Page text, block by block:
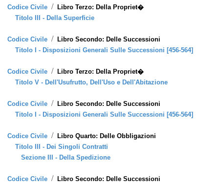
Codice Civile / Libro Terzo: Della Propriet�
Titolo III - Della Superficie
Codice Civile / Libro Secondo: Delle Successioni
Titolo I - Disposizioni Generali Sulle Successioni [456-564]
Codice Civile / Libro Terzo: Della Propriet�
Titolo V - Dell'Usufrutto, Dell'Uso e Dell'Abitazione
Codice Civile / Libro Secondo: Delle Successioni
Titolo I - Disposizioni Generali Sulle Successioni [456-564]
Codice Civile / Libro Quarto: Delle Obbligazioni
Titolo III - Dei Singoli Contratti
Sezione III - Della Spedizione
Codice Civile / Libro Secondo: Delle Successioni